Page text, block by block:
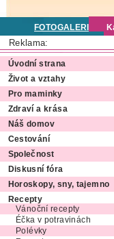
FOTOGALERIE
Reklama:
Úvodní strana
Život a vztahy
Pro maminky
Zdraví a krása
Náš domov
Cestování
Společnost
Diskusní fóra
Horoskopy, sny, tajemno
Recepty
Vánoční recepty
Éčka v potravinách
Polévky